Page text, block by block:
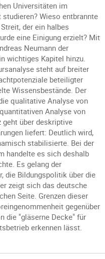
Universitäten im
Wieso entbrannte
der ein halbes
eine Einigung erzielt? Mit
Neumann der
wichtiges Kapitel hinzu.
steht auf breiter
beteiligter
Wissensbestände. Der
qualitative Analyse von
Analyse von
über deskriptive
liefert: Deutlich wird,
stabilisierte. Bei der
handelte es sich deshalb
Es gelang der
die Bildungspolitik über die
zeigt sich das deutsche
Seite. Grenzen dieser
gegenüber
die "gläserne Decke" für
erkennen lässt.